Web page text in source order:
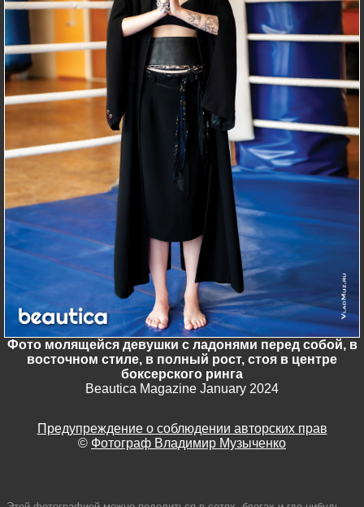
Фото молящейся девушки с ладонями перед собой, в
восточном стиле, в полный рост, стоя в центре
боксерского ринга
Beautica Magazine January 2024
Предупреждение о соблюдении авторских прав
© Фотограф Владимир Музыченко